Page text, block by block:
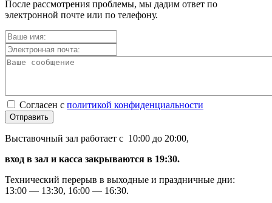
После рассмотрения проблемы, мы дадим ответ по
электронной почте или по телефону.
Согласен с политикой конфиденциальности
Отправить
Выставочный зал работает с 10:00 до 20:00,
вход в зал и касса закрываются в 19:30.
Технический перерыв в выходные и праздничные дни:
13:00 — 13:30, 16:00 — 16:30.